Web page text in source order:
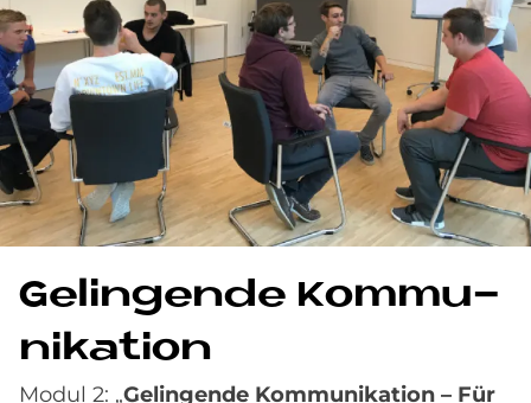
Ge­lin­gen­de Kom­mu­
ni­ka­ti­on
Modul 2: „Gelingende Kommunikation – Für